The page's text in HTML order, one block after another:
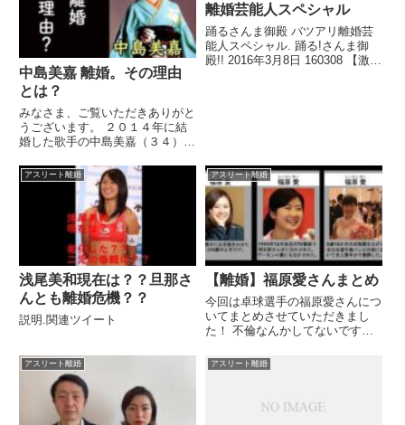
中島美嘉 離婚。その理由
とは？
みなさま、ご覧いただきありがと
うございます。 ２０１４年に結
婚した歌手の中島美嘉（３４）と
...関連ツイート
離婚芸能人スペシャル
踊るさんま御殿 バツアリ離婚芸
能人スペシャル. 踊る!さんま御
殿!! 2016年3月8日 160308 【激熱
アスリート離婚
浅尾美和現在は？？旦那さ
んとも離婚危機？？
説明.関連ツイート
アスリート離婚
【離婚】福原愛さんまとめ
今回は卓球選手の福原愛さんにつ
いてまとめさせていただきまし
た！ 不倫なんかしてないですよ
アスリート離婚 アスリート離婚